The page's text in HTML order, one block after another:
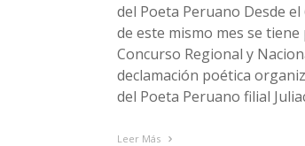
del Poeta Peruano Desde
de este mismo mes se tiene
Concurso Regional y
declamación poética
del Poeta Peruano filial
Leer Más